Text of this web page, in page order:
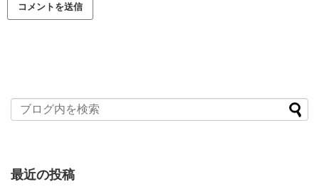
最近の投稿